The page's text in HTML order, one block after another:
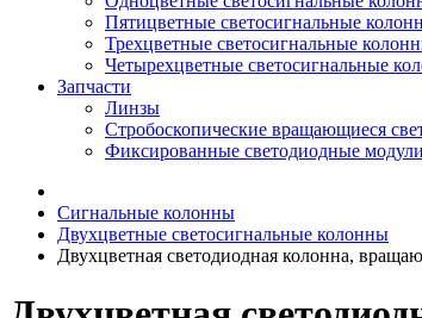
Пятицветные светосигнальные
Трехцветные светосигнальные
Четырехцветные светосигнальные
Запчасти
Линзы
Стробоскопические вращающиеся
Фиксированные светодиодные модули
Сигнальные колонны
Двухцветные светосигнальные колонны
Двухцветная светодиодная колонна,